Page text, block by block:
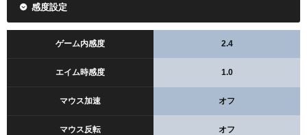
感度設定
ゲーム内感度 2.4
エイム時感度 1.0
マウス加速 オフ
マウス反転 オフ